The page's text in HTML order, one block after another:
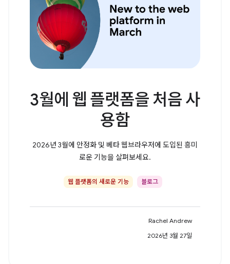
3월에 웹 플랫폼을 처음 사
용함
2026년 3월에 안정화 및 베타 웹브라우저에 도입된 흥미
로운 기능을 살펴보세요.
웹 플랫폼의 새로운 기능 블로그
Rachel Andrew
2026년 3월 27일